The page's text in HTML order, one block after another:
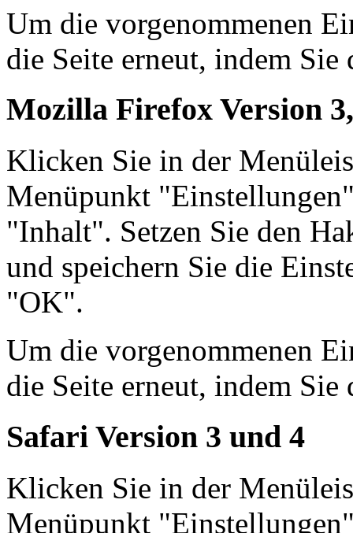
Um die vorgenommenen
die Seite erneut, indem Sie
Mozilla Firefox Version
Klicken Sie in der
Menüpunkt
"Inhalt". Setzen Sie den
und speichern Sie die
"OK".
Um die vorgenommenen
die Seite erneut, indem Sie
Safari Version 3 und 4
Klicken Sie in der
Menüpunkt